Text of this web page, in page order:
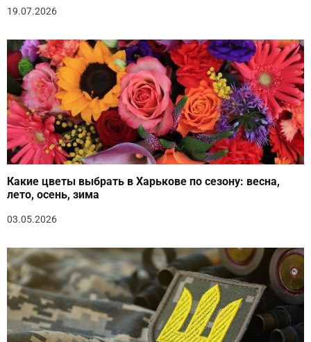
19.07.2026
Какие цветы выбрать в Харькове по сезону: весна,
лето, осень, зима
03.05.2026